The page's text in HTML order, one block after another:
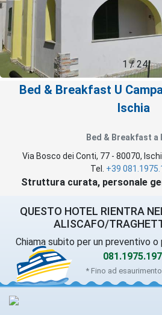
1/24
Bed & Breakfast U
Ischia
Bed & Breakfast a
Via Bosco dei Conti, 77- 80070,
Tel. +39
Struttura curata, personale
QUESTO HOTEL RIENTRA
ALISCAFO/
Chiama subito per un preventivo
* Fino ad